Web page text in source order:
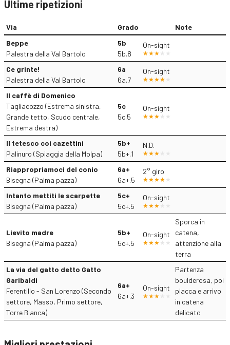
Ultime ripetizioni
Via Grado
Note
Beppe
Palestra della Val Bartolo
5b
5b.8
On-sight
Ce grinte!
Palestra della Val Bartolo
6a
6a.7
On-sight
Il caffè di Domenico
Tagliacozzo (Estrema sinistra,
Grande tetto, Scudo centrale,
Estrema destra)
5c
5c.5
On-sight
Il tetesco coi cazettini
Palinuro (Spiaggia della Molpa)
5b+
5b+.1
N.D.
Riappropriamoci del conio
Bisegna (Palma pazza)
6a+
6a+.5
2° giro
Intanto mettiti le scarpette
Bisegna (Palma pazza)
5c+
5c+.5
On-sight
Lievito madre
Bisegna (Palma pazza)
5b+
5c+.5
On-sight
Sporca in
catena,
attenzione alla
terra
La via del gatto detto Gatto
Garibaldi
Ferentillo - San Lorenzo (Secondo
settore, Masso, Primo settore,
Torre Bianca)
6a+
6a+.3
On-sight
Partenza
boulderosa, poi
placca e arrivo
in catena
delicato